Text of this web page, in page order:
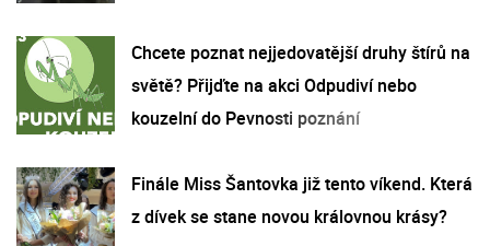
Chcete poznat nejjedovatější druhy štírů na
světě? Přijďte na akci Odpudiví nebo
kouzelní do Pevnosti poznání
Finále Miss Šantovka již tento víkend. Která
z dívek se stane novou královnou krásy?